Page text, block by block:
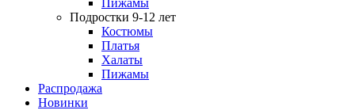
Пижамы
Подростки 9-12 лет
Костюмы
Платья
Халаты
Пижамы
Распродажа
Новинки